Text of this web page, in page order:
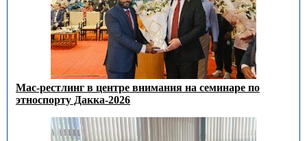
Мас-рестлинг в центре внимания на семинаре по
этноспорту Дакка-2026